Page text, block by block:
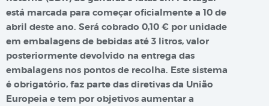
está marcada para começar oficialmente a 10 de
abril deste ano. Será cobrado 0,10 € por unidade
em embalagens de bebidas até 3 litros, valor
posteriormente devolvido na entrega das
embalagens nos pontos de recolha. Este sistema
é obrigatório, faz parte das diretivas da União
Europeia e tem por objetivos aumentar a